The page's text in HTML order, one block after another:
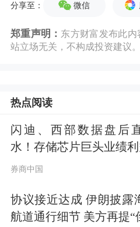
节奏正常，猪肉供
疲软，猪肉价格承
微幅上涨；周后期，
需僵持，猪肉价格
价格较低，本周均
他分析，本周初气
条走货不畅，多数
分享至： 微信
郑重声明： 东方财富发布此
站立场无关，不构成投资建议
热点阅读
闪迪、西部数据盘后
水！存储芯片巨头业绩
券商中国
协议接近达成 伊朗披露
航道通行细节 美方再提“